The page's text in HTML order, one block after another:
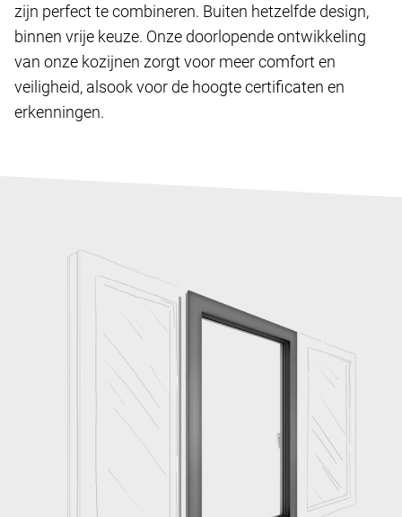
zijn perfect te combineren. Buiten hetzelfde design,
binnen vrije keuze. Onze doorlopende ontwikkeling
van onze kozijnen zorgt voor meer comfort en
veiligheid, alsook voor de hoogte certificaten en
erkenningen.